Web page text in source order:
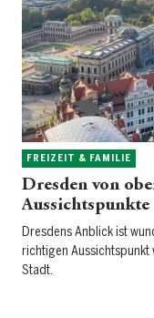
FREIZEIT & FAMILIE
Dresden von
Aussichtspunkte
Dresdens Anblick ist
richtigen Aussichtspunkt
Stadt.